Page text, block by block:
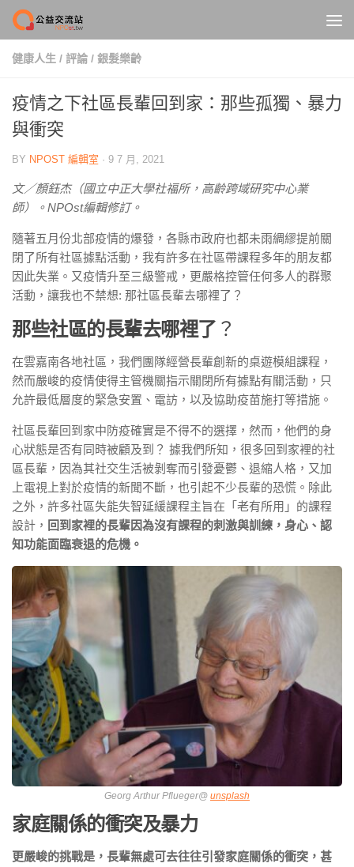
Skip to content
健康人生 / 評論 / 銀髮樂齡
疫情之下社區長輩回到家：那些孤獨、暴力
與衝突
BY NPOST 編輯室 · 9 7 月, 2021
文／顏鈺杰（國立中正大學社福所，高齡跨域研究中心業
師）。NPOst編輯修訂。
隨著五月份北部疫情的爆發，各縣市政府也都未雨綢繆提前關
閉了所有社區據點活動，我有許多在社區帶課程多年的朋友都
因此失業。又疫情升至三級警戒，更嚴格控管任何多人的群聚
活動，讓我也不禁想: 那社區長輩去哪裡了？
那些社區的長輩去哪裡了 ？
在雲嘉南各地社區，我們團隊經營長輩創新的桌遊模組課程，
然而嚴峻的疫情使得主管機關指示關閉所有據點有關活動，只
允許最低層度的緊急安置、電訪，以及協助疫苗施打等措施。
社區長輩回到家中防疫確實是不得不的選擇，然而，他們的身
心狀態是否有同時被顧及到？ 據我們所知，很多回到家裡的社
區長輩，因為其社交生活被剝奪而引發憂鬱、退縮人格，又加
上電視上對於疫情的新聞不斷，也引起不少長輩的恐慌。除此
之外，許多社區失能失智延緩課程主旨在「老有所用」的課程
設計， 回到家裡的長輩因為沒有課程的刺激與訓練，身心、認
知功能面臨衰退的危機。
Georg Arthur Pflueger@ unsplash
家庭關係的衝突及暴力
更嚴峻的挑戰是，長輩無處可去往往引發家庭關係的衝突，甚